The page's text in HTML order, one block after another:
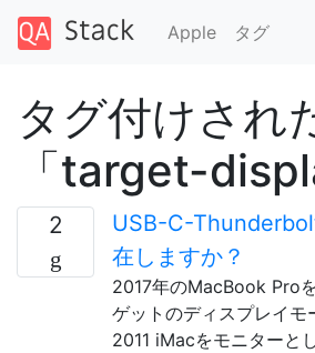
Apple タグ
タグ付けされ
「target-
2
USB-C-
在しますか？
2017年のMacBook Pro
ゲットのディスプレイ
2011 iMacをモニターと